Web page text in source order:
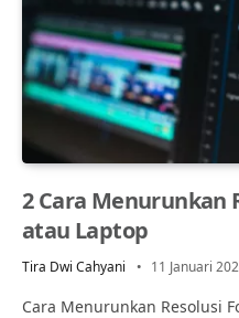
2 Cara Menurunkan
atau Laptop
Tira Dwi Cahyani 11 Januari
Cara Menurunkan Resolusi